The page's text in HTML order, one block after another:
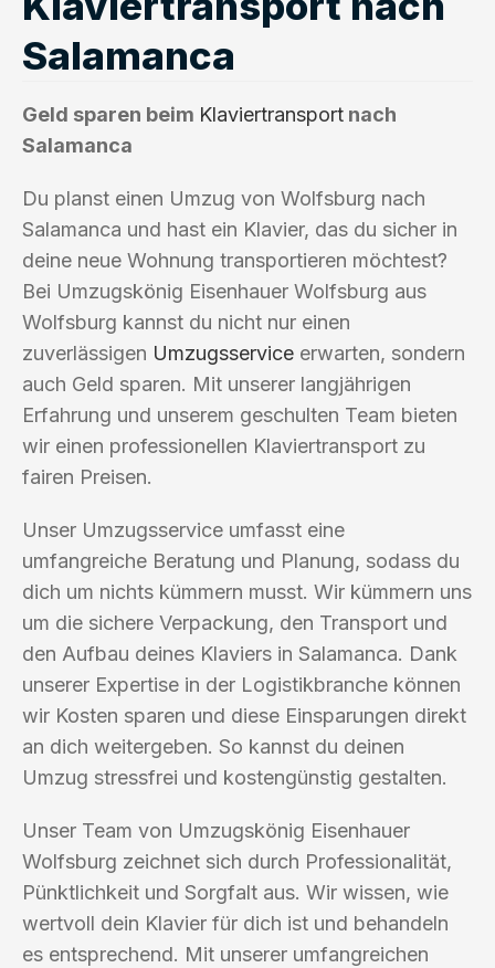
Salamanca
Geld sparen beim Klaviertransport nach
Salamanca
Du planst einen Umzug von Wolfsburg nach
Salamanca und hast ein Klavier, das du sicher in
deine neue Wohnung transportieren möchtest?
Bei Umzugskönig Eisenhauer Wolfsburg aus
Wolfsburg kannst du nicht nur einen
zuverlässigen Umzugsservice erwarten, sondern
auch Geld sparen. Mit unserer langjährigen
Erfahrung und unserem geschulten Team bieten
wir einen professionellen Klaviertransport zu
fairen Preisen.
Unser Umzugsservice umfasst eine
umfangreiche Beratung und Planung, sodass du
dich um nichts kümmern musst. Wir kümmern uns
um die sichere Verpackung, den Transport und
den Aufbau deines Klaviers in Salamanca. Dank
unserer Expertise in der Logistikbranche können
wir Kosten sparen und diese Einsparungen direkt
an dich weitergeben. So kannst du deinen
Umzug stressfrei und kostengünstig gestalten.
Unser Team von Umzugskönig Eisenhauer
Wolfsburg zeichnet sich durch Professionalität,
Pünktlichkeit und Sorgfalt aus. Wir wissen, wie
wertvoll dein Klavier für dich ist und behandeln
es entsprechend. Mit unserer umfangreichen